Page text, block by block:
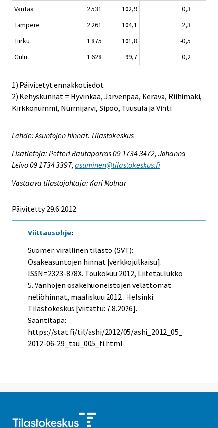
Vantaa
2 531 102,9
0,3
Tampere
2 261 104,1
2,3
Turku
1 875 101,8
-0,5
Oulu
1 628 99,7 0,2
1) Päivitetyt ennakkotiedot
2) Kehyskunnat = Hyvinkää, Järvenpää, Kerava, Riihimäki,
Kirkkonummi, Nurmijärvi, Sipoo, Tuusula ja Vihti
Lähde: Asuntojen hinnat. Tilastokeskus
Lisätietoja: Petteri Rautaporras 09 1734 3472, Johanna
Leivo 09 1734 3397, asuminen@tilastokeskus.fi
Vastaava tilastojohtaja: Kari Molnar
Päivitetty 29.6.2012
Viittausohje:
Suomen virallinen tilasto (SVT):
Osakeasuntojen hinnat [verkkojulkaisu].
ISSN=2323-878X. Toukokuu 2012, Liitetaulukko
5. Vanhojen osakehuoneistojen velattomat
neliöhinnat, maaliskuu 2012 . Helsinki:
Tilastokeskus [viitattu: 7.8.2026].
Saantitapa:
https://stat.fi/til/ashi/2012/05/ashi_2012_05_
2012-06-29_tau_005_fi.html